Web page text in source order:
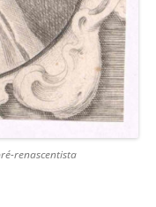
renascentista